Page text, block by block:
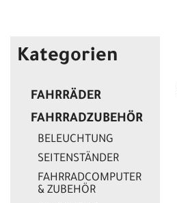
Kategorien
FAHRRÄDER
FAHRRADZUBEHÖR
BELEUCHTUNG
SEITENSTÄNDER
FAHRRADCOMPUTER
& ZUBEHÖR